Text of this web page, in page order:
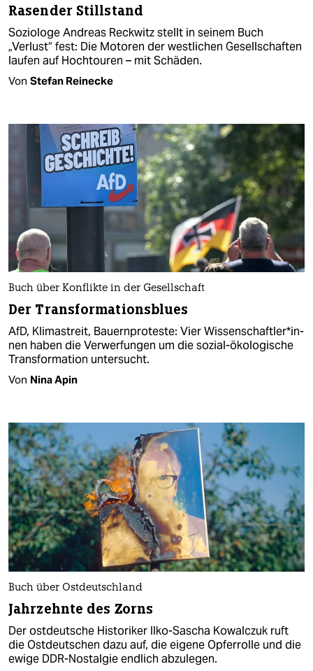
Rasender Stillstand
Soziologe Andreas Reckwitz stellt in seinem Buch
„Verlust“ fest: Die Motoren der westlichen Gesellschaften
laufen auf Hochtouren – mit Schäden.
Von Stefan Reinecke
Buch über Konflikte in der Gesellschaft
Der Transformationsblues
AfD, Klimastreit, Bauernproteste: Vier Wis­sen­schaft­le­r*in­
nen haben die Verwerfungen um die sozial-ökologische
Transformation untersucht.
Von Nina Apin
Buch über Ostdeutschland
Jahrzehnte des Zorns
Der ostdeutsche Historiker Ilko-Sascha Kowalczuk ruft
die Ostdeutschen dazu auf, die eigene Opferrolle und die
ewige DDR-Nostalgie endlich abzulegen.